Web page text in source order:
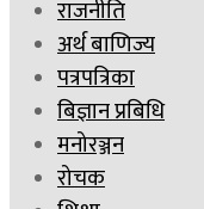
राजनीति
अर्थ बाणिज्य
पत्रपत्रिका
बिज्ञान प्रबिधि
मनोरञ्जन
रोचक